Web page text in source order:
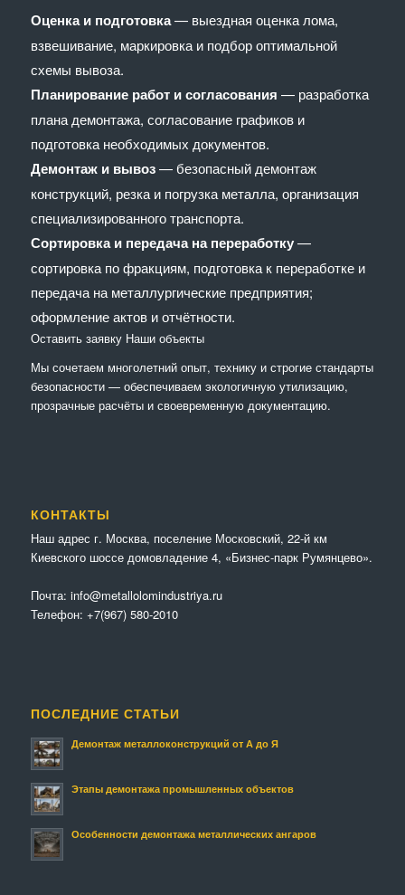
Оценка и подготовка— выездная оценка лома,
взвешивание, маркировка и подбор оптимальной
схемы вывоза.
Планирование работ и согласования — разработка
плана демонтажа, согласование графиков и
подготовка необходимых документов.
Демонтаж и вывоз— безопасный демонтаж
конструкций, резка и погрузка металла, организация
специализированного транспорта.
Сортировка и передача на переработку—
сортировка по фракциям, подготовка к переработке и
передача на металлургические предприятия;
оформление актов и отчётности.
Оставить заявку Наши объекты
Мы сочетaем многолетний опыт, технику и строгие стандарты
безопасности — обеспечиваем экологичную утилизацию,
прозрачные расчёты и своевременную документацию.
КОНТАКТЫ
Наш адрес г. Москва, поселение Московский, 22-й км
Киевского шоссе домовладение 4, «Бизнес-парк Румянцево».
Почта: info@metallolomindustriya.ru
Телефон: +7(967) 580-2010
ПОСЛЕДНИЕ СТАТЬИ
Демонтаж металлоконструкций от А до Я
Этапы демонтажа промышленных объектов
Особенности демонтажа металлических ангаров